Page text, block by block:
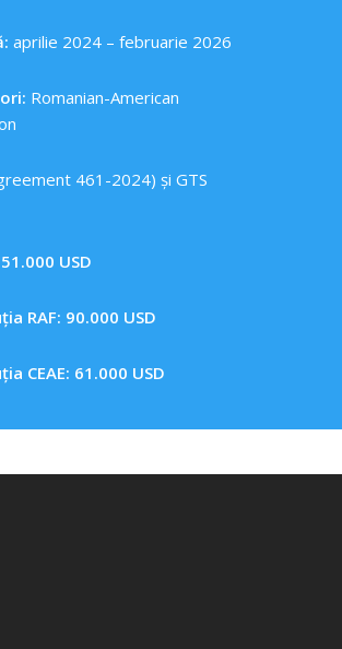
aprilie 2024 – februarie 2026
Romanian-American
461-2024) și GTS
USD
RAF: 90.000 USD
CEAE: 61.000 USD